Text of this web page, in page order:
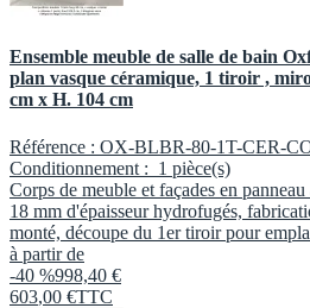
Ensemble meuble de salle de bain
plan vasque céramique, 1 tiroir ,
cm x H. 104 cm
Référence : OX-BLBR-80-1T-CER-
Conditionnement : 1 pièce(s)
Corps de meuble et façades en
18 mm d'épaisseur hydrofugés,
monté, découpe du 1er tiroir pour
à partir de
-40 %998,40 €
603,00 €TTC